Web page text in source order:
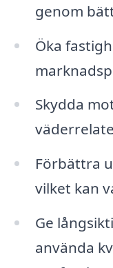
genom
Öka
Skydda
Förbättra
vilket kan
Ge
använda